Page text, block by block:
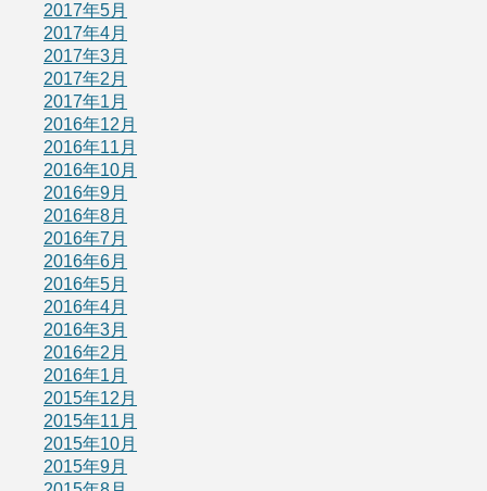
2017年5月
2017年4月
2017年3月
2017年2月
2017年1月
2016年12月
2016年11月
2016年10月
2016年9月
2016年8月
2016年7月
2016年6月
2016年5月
2016年4月
2016年3月
2016年2月
2016年1月
2015年12月
2015年11月
2015年10月
2015年9月